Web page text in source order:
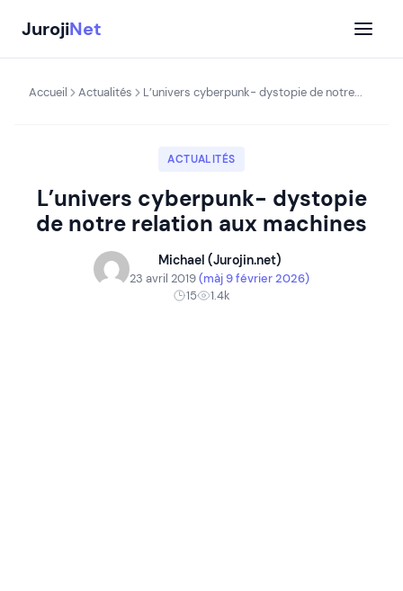
contenu
JurojiNet
Accueil Actualités L’univers cyberpunk- dystopie de notre...
ACTUALITÉS
L’univers cyberpunk- dystopie
de notre relation aux machines
Michael (Jurojin.net)
23 avril 2019(màj 9 février 2026)
15
1.4k